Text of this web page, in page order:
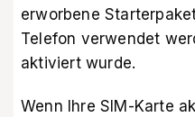
erworbene
Telefon verwendet
aktiviert wurde.
Wenn Ihre SIM-Karte